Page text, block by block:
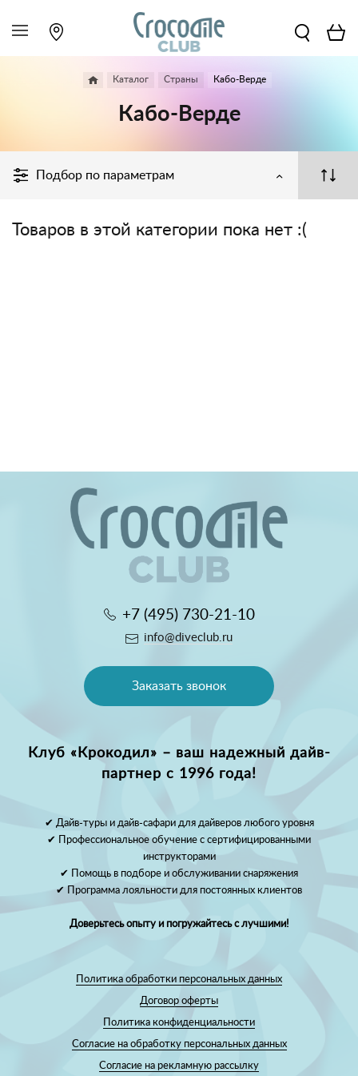
Каталог Страны Кабо-Верде
Кабо-Верде
Подбор по параметрам
Товаров в этой категории пока нет :(
+7 (495) 730-21-10
info@diveclub.ru
Заказать звонок
Клуб «Крокодил» – ваш надежный дайв-
партнер с 1996 года!
✔ Дайв-туры и дайв-сафари для дайверов любого уровня
✔ Профессиональное обучение с сертифицированными
инструкторами
✔ Помощь в подборе и обслуживании снаряжения
✔ Программа лояльности для постоянных клиентов
Доверьтесь опыту и погружайтесь с лучшими!
Политика обработки персональных данных
Договор оферты
Политика конфиденциальности
Согласие на обработку персональных данных
Согласие на рекламную рассылку